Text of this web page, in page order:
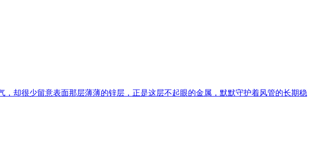
却很少留意表面那层薄薄的锌层，正是这层不起眼的金属，默默守护着风管的长期稳